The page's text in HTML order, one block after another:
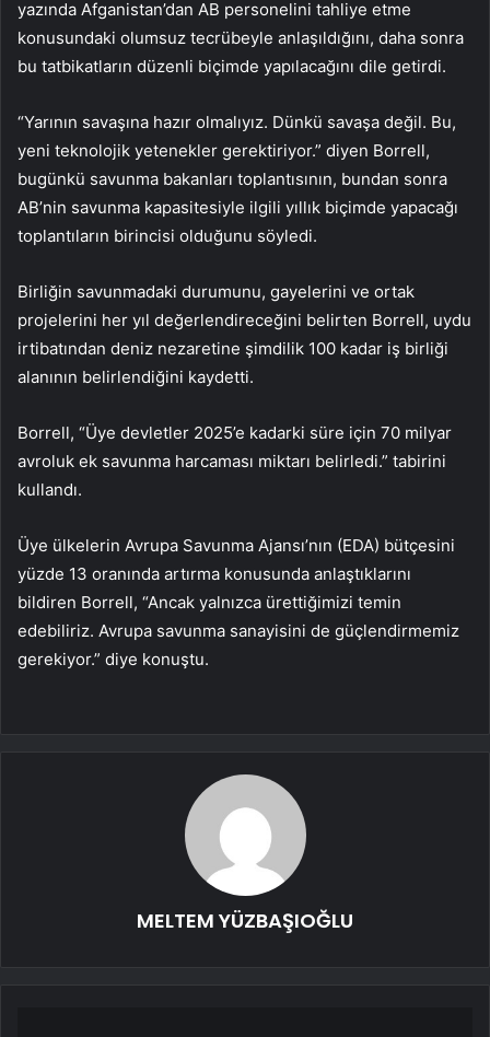
yazında Afganistan’dan AB personelini tahliye etme
konusundaki olumsuz tecrübeyle anlaşıldığını, daha sonra
bu tatbikatların düzenli biçimde yapılacağını dile getirdi.
“Yarının savaşına hazır olmalıyız. Dünkü savaşa değil. Bu,
yeni teknolojik yetenekler gerektiriyor.” diyen Borrell,
bugünkü savunma bakanları toplantısının, bundan sonra
AB’nin savunma kapasitesiyle ilgili yıllık biçimde yapacağı
toplantıların birincisi olduğunu söyledi.
Birliğin savunmadaki durumunu, gayelerini ve ortak
projelerini her yıl değerlendireceğini belirten Borrell, uydu
irtibatından deniz nezaretine şimdilik 100 kadar iş birliği
alanının belirlendiğini kaydetti.
Borrell, “Üye devletler 2025’e kadarki süre için 70 milyar
avroluk ek savunma harcaması miktarı belirledi.” tabirini
kullandı.
Üye ülkelerin Avrupa Savunma Ajansı’nın (EDA) bütçesini
yüzde 13 oranında artırma konusunda anlaştıklarını
bildiren Borrell, “Ancak yalnızca ürettiğimizi temin
edebiliriz. Avrupa savunma sanayisini de güçlendirmemiz
gerekiyor.” diye konuştu.
MELTEM YÜZBAŞIOĞLU